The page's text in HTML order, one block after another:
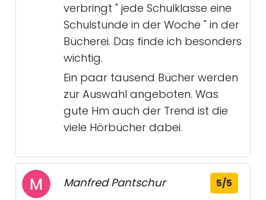
verbringt " jede Schulklasse eine
Schulstunde in der Woche " in der
Bücherei. Das finde ich besonders
wichtig.
Ein paar tausend Bücher werden
zur Auswahl angeboten. Was
gute Hm auch der Trend ist die
viele Hörbücher dabei.
Manfred Pantschur 5/5